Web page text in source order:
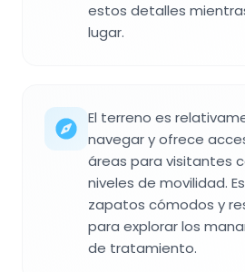
estos detalles
lugar.
El terreno es
navegar y ofrece
áreas para visitantes
niveles de movilidad.
zapatos cómodos y
para explorar los
de tratamiento.